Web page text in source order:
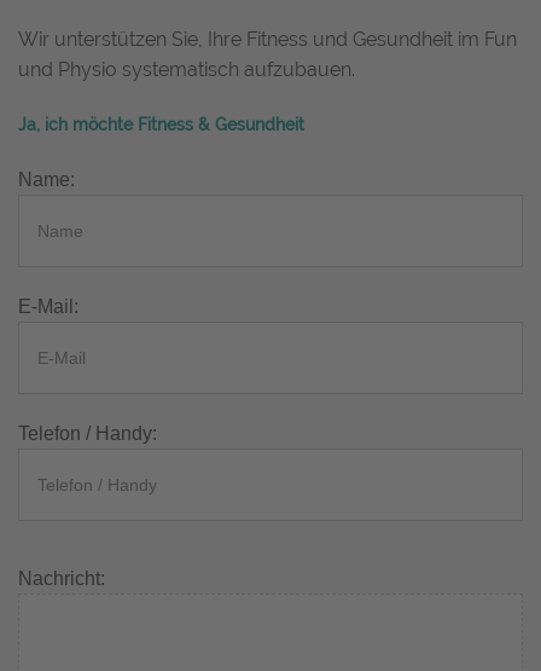
Wir unterstützen Sie, Ihre Fitness und Gesundheit im Fun
und Physio systematisch aufzubauen.
Ja, ich möchte Fitness & Gesundheit
Name:
E-Mail:
Telefon / Handy:
Nachricht: